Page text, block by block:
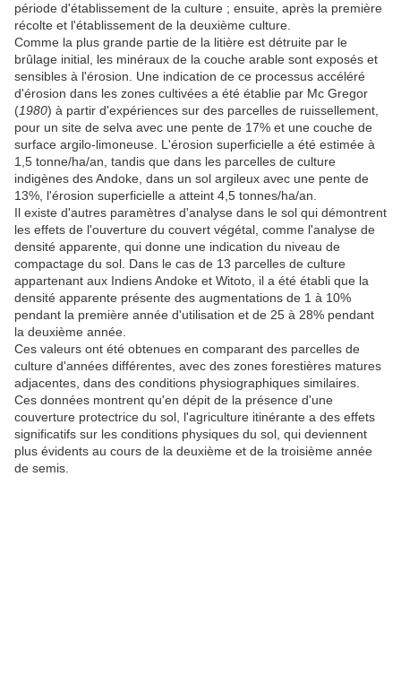
période d'établissement de la culture ; ensuite, après la première
récolte et l'établissement de la deuxième culture.
Comme la plus grande partie de la litière est détruite par le
brûlage initial, les minéraux de la couche arable sont exposés et
sensibles à l'érosion. Une indication de ce processus accéléré
d'érosion dans les zones cultivées a été établie par Mc Gregor
(1980) à partir d'expériences sur des parcelles de ruissellement,
pour un site de selva avec une pente de 17% et une couche de
surface argilo-limoneuse. L'érosion superficielle a été estimée à
1,5 tonne/ha/an, tandis que dans les parcelles de culture
indigènes des Andoke, dans un sol argileux avec une pente de
13%, l'érosion superficielle a atteint 4,5 tonnes/ha/an.
Il existe d'autres paramètres d'analyse dans le sol qui démontrent
les effets de l'ouverture du couvert végétal, comme l'analyse de
densité apparente, qui donne une indication du niveau de
compactage du sol. Dans le cas de 13 parcelles de culture
appartenant aux Indiens Andoke et Witoto, il a été établi que la
densité apparente présente des augmentations de 1 à 10%
pendant la première année d'utilisation et de 25 à 28% pendant
la deuxième année.
Ces valeurs ont été obtenues en comparant des parcelles de
culture d'années différentes, avec des zones forestières matures
adjacentes, dans des conditions physiographiques similaires.
Ces données montrent qu'en dépit de la présence d'une
couverture protectrice du sol, l'agriculture itinérante a des effets
significatifs sur les conditions physiques du sol, qui deviennent
plus évidents au cours de la deuxième et de la troisième année
de semis.